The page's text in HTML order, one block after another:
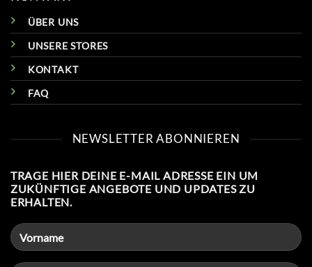
ÜBER UNS
UNSERE STORES
KONTAKT
FAQ
NEWSLETTER ABONNIEREN
TRAGE HIER DEINE E-MAIL ADRESSE EIN UM
ZUKÜNFTIGE ANGEBOTE UND UPDATES ZU
ERHALTEN.